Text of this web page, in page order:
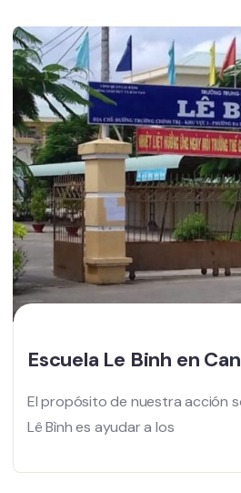
Escuela Le Binh en
El propósito de nuestra acción
Lê Bình es ayudar a los